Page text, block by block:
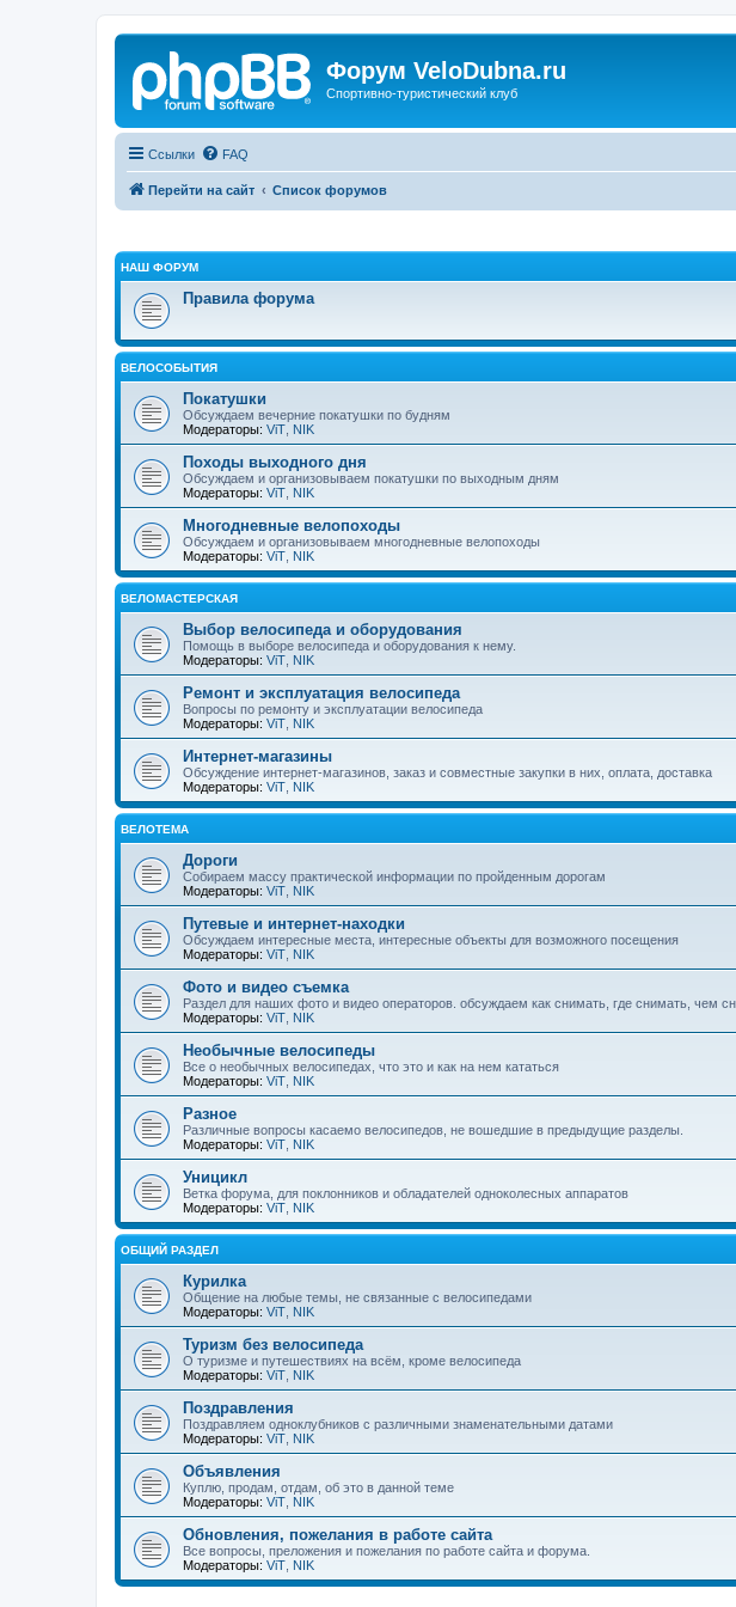
Форум VeloDubna.ru
Спортивно-туристический клуб
Ссылки FAQ
Перейти на сайт Список форумов
НАШ ФОРУМ
Правила форума
ВЕЛОСОБЫТИЯ
Покатушки
Обсуждаем вечерние покатушки по будням
Модераторы: ViT NIK
Походы выходного дня
Обсуждаем и организовываем покатушки по выходным дням
Модераторы: ViT NIK
Многодневные велопоходы
Обсуждаем и организовываем многодневные велопоходы
Модераторы: ViT NIK
ВЕЛОМАСТЕРСКАЯ
Выбор велосипеда и оборудования
Помощь в выборе велосипеда и оборудования к нему.
Модераторы: ViT NIK
Ремонт и эксплуатация велосипеда
Вопросы по ремонту и эксплуатации велосипеда
Модераторы: ViT NIK
Интернет-магазины
Обсуждение интернет-магазинов, заказ и совместные закупки в них, оплата, доставка
Модераторы: ViT NIK
ВЕЛОТЕМА
Дороги
Собираем массу практической информации по пройденным дорогам
Модераторы: ViT NIK
Путевые и интернет-находки
Обсуждаем интересные места, интересные объекты для возможного посещения
Модераторы: ViT NIK
Фото и видео съемка
Раздел для наших фото и видео операторов. обсуждаем как снимать, где снимать, чем
Модераторы: ViT NIK
Необычные велосипеды
Все о необычных велосипедах, что это и как на нем кататься
Модераторы: ViT NIK
Разное
Различные вопросы касаемо велосипедов, не вошедшие в предыдущие разделы.
Модераторы: ViT NIK
Уницикл
Ветка форума, для поклонников и обладателей одноколесных аппаратов
Модераторы: ViT NIK
ОБЩИЙ РАЗДЕЛ
Курилка
Общение на любые темы, не связанные с велосипедами
Модераторы: ViT NIK
Туризм без велосипеда
О туризме и путешествиях на всём, кроме велосипеда
Модераторы: ViT NIK
Поздравления
Поздравляем одноклубников с различными знаменательными датами
Модераторы: ViT NIK
Объявления
Куплю, продам, отдам, об это в данной теме
Модераторы: ViT NIK
Обновления, пожелания в работе сайта
Все вопросы, преложения и пожелания по работе сайта и форума.
Модераторы: ViT NIK